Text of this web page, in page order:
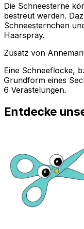
Die Schneesterne
bestreut werden.
Schneesternchen
Haarspray.
Zusatz von
Eine Schneeflocke,
Grundform eines
6 Verästelungen.
Entdecke